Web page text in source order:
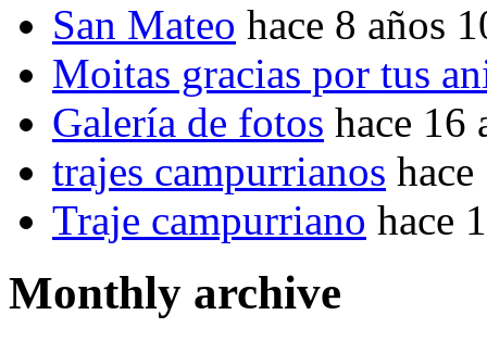
San Mateo hace 8 años
Moitas gracias por tus
Galería de fotos hace 16
trajes campurrianos
Traje campurriano hace
Monthly archive